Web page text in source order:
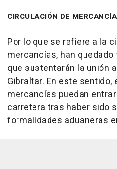
CIRCULACIÓN DE
Por lo que se refiere a la
mercancías, han
que sustentarán la unión
Gibraltar. En este
mercancías puedan
carretera tras haber sido
formalidades aduaneras